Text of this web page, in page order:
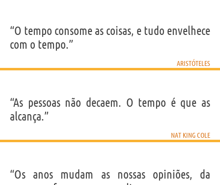
“O tempo consome as coisas, e tudo envelhece
com o tempo.”
ARISTÓTELES
“As pessoas não decaem. O tempo é que as
alcança.”
NAT KING COLE
“Os anos mudam as nossas opiniões, da